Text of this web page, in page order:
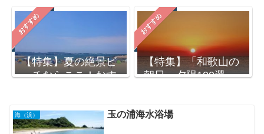
おすすめ
【特集】夏の絶景ビ
ーチならここ！おす
おすすめ
【特集】「和歌山の
朝日・夕陽100選」
海（浜） 玉の浦海水浴場